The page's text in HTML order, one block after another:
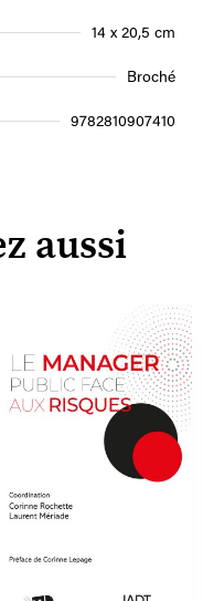
14 x 20,5 cm
Broché
9782810907410
aussi